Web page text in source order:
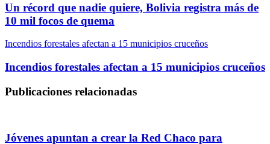
Un récord que nadie quiere, Bolivia registra más de
10 mil focos de quema
Incendios forestales afectan a 15 municipios cruceños
Incendios forestales afectan a 15 municipios cruceños
Publicaciones relacionadas
Jóvenes apuntan a crear la Red Chaco para